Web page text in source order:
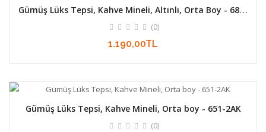
Gümüş Lüks Tepsi, Kahve Mineli, Altınlı, Orta Boy - 687-
(0)
1.190,00TL
Gümüş Lüks Tepsi, Kahve Mineli, Orta boy - 651-2AK
(0)